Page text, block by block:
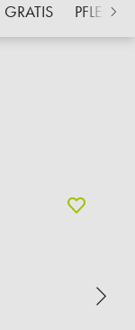
GRATIS PFLEGE